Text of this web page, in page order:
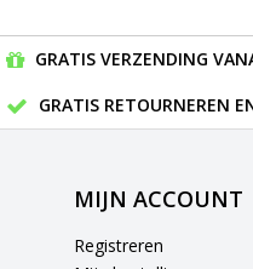
GRATIS VERZENDING
GRATIS RETOURNEREN
MIJN ACCOUNT
Registreren